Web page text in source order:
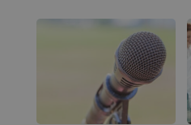
2.380,00€.595,00€.